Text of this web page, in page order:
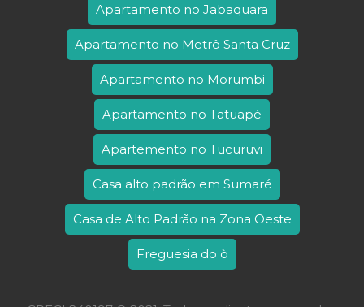
Apartamento no Jabaquara
Apartamento no Metrô Santa Cruz
Apartamento no Morumbi
Apartamento no Tatuapé
Apartemento no Tucuruvi
Casa alto padrão em Sumaré
Casa de Alto Padrão na Zona Oeste
Freguesia do ò